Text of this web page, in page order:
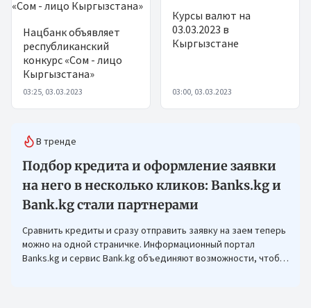
Нацбанк объявляет
республиканский
конкурс «Сом - лицо
Кыргызстана»
03:25, 03.03.2023
Курсы валют на
03.03.2023 в
Кыргызстане
03:00, 03.03.2023
В тренде
Подбор кредита и оформление заявки
на него в несколько кликов: Banks.kg и
Bank.kg стали партнерами
Сравнить кредиты и сразу отправить заявку на заем теперь
можно на одной страничке. Информационный портал
Banks.kg и сервис Bank.kg объединяют возможности, чтобы